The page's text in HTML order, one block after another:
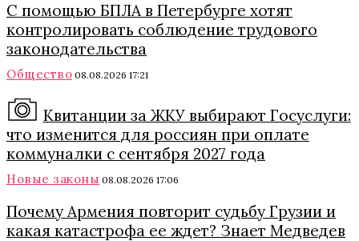
С помощью БПЛА в Петербурге хотят
контролировать соблюдение трудового
законодательства
Общество 08.08.2026 17:21
Квитанции за ЖКУ выбирают Госуслуги:
что изменится для россиян при оплате
коммуналки с сентября 2027 года
Новые законы 08.08.2026 17:06
Почему Армения повторит судьбу Грузии и
какая катастрофа ее ждет? Знает Медведев